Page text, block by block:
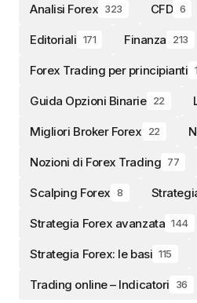
Analisi Forex 323 CFD 6
Editoriali 171 Finanza 213
Forex Trading per principianti
Guida Opzioni Binarie 22
Migliori Broker Forex 22
Nozioni di Forex Trading 77
Scalping Forex 8
Strategia Forex avanzata 144
Strategia Forex: le basi 115
Trading online – Indicatori 36